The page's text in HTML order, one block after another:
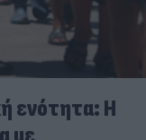
ενότητα: Η